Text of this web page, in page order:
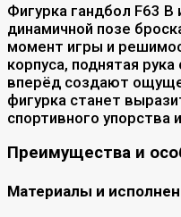
Фигурка гандбол F63
динамичной позе
момент игры и
корпуса, поднятая
вперёд создают
фигурка станет
спортивного упорства
Преимущества и
Материалы и